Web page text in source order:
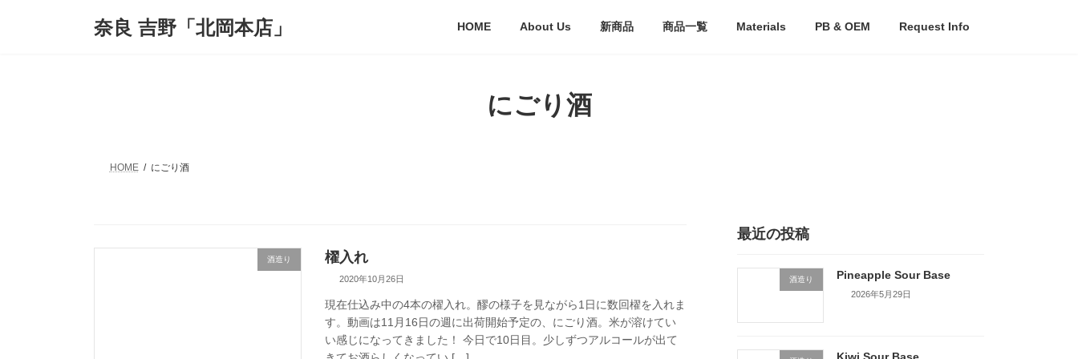
奈良 吉野「北岡本店」 HOME About Us 新商品 商品一覧 Materials PB & OEM Request Info
にごり酒
HOME にごり酒
酒造り 櫂入れ
2020年10月26日
現在仕込み中の4本の櫂入れ。醪の様子を見ながら1日に数回櫂を入れま
す。動画は11月16日の週に出荷開始予定の、にごり酒。米が溶けてい
い感じになってきました！ 今日で10日目。少しずつアルコールが出て
最近の投稿
酒造り Pineapple Sour Base
2026年5月29日
Kiwi Sour Base